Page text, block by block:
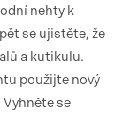
nehty k
se ujistěte, že
a kutikulu.
použijte nový
se